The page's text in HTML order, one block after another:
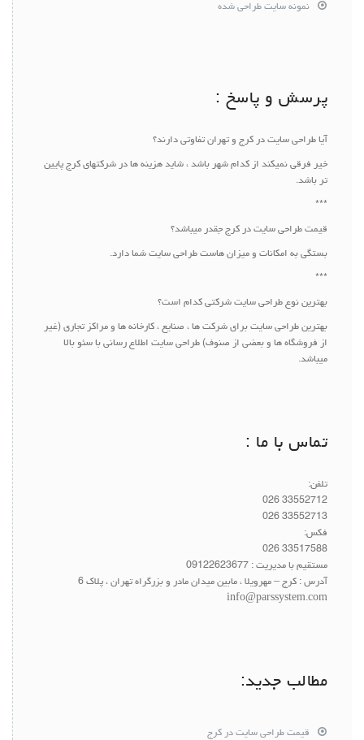
نمونه سایت طراحی شده
پرسش و پاسخ :
آیا طراحی سایت در کرج و تهران تفاوتی دارند؟
خیر فرقی نمیکند از کدام شهر باشد ، شاید هزینه ها در شرکتهای کرج پایین
تر باشد.
***
قیمت طراحی سایت در کرج جقدر میباشد؟
بستگی به امکانات و میزان هاست طراحی سایت شما دارد.
***
بهترین نوع طراحی سایت شرکتی کدام است؟
بهترین طراحی سایت برای شرکت ها ، صنایع ، کارخانه ها و مراکز تجاری (غیر
از فروشگاه ها و بعضی از صنوف) طراحی سایت اطلاع رسانی با سئو بالا
میباشد.
تماس با ما :
تلفن:
33552712 026
33552713 026
فکس:
33517588 026
مستقیم با مدیریت : 09122623677
آدرس : کرج – مهرویلا ، مابین میدان مادر و بزرگراه تهران ، پلاک 6
info@parssystem.com
مطالب جدید:
قیمت طراحی سایت در کرج